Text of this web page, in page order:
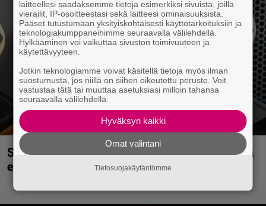
Sid Wilsonin käytös syynä Slipknotista
erottamiseen, raportoi TMZ
laitteellesi saadaksemme tietoja esimerkiksi sivuista, joilla
vierailit, IP-osoitteestasi sekä laitteesi ominaisuuksista.
Pääset tutustumaan yksityiskohtaisesti käyttötarkoituksiin ja
teknologiakumppaneihimme seuraavalla välilehdellä.
Hylkääminen voi vaikuttaa sivuston toimivuuteen ja
käytettävyyteen.
Jotkin teknologiamme voivat käsitellä tietoja myös ilman
suostumusta, jos niillä on siihen oikeutettu peruste. Voit
vastustaa tätä tai muuttaa asetuksiasi milloin tahansa
seuraavalla välilehdellä.
Hyväksyn kaikki
Omat valintani
Tietosuojakäytäntömme